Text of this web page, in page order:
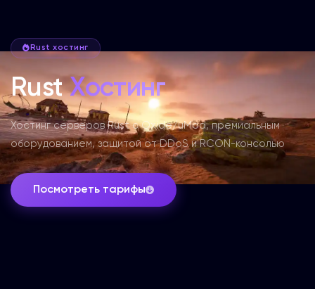
Rust хостинг
RustХостинг
Хостинг серверов Rust с Oxide/uMod, премиальным
оборудованием, защитой от DDoS и RCON-консолью
Посмотреть тарифы